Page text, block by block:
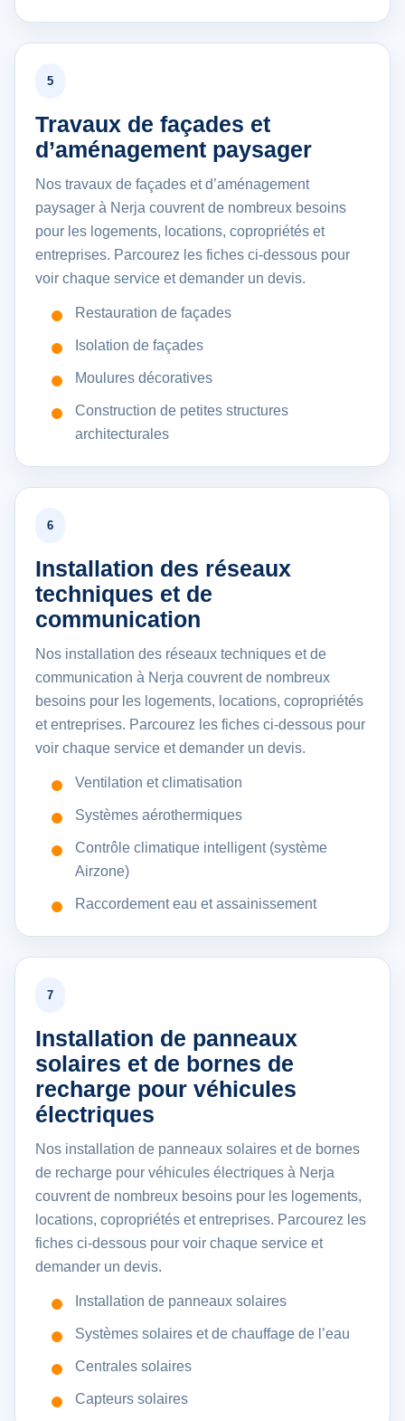
5
Travaux de façades et
d’aménagement paysager
Nos travaux de façades et d’aménagement
paysager à Nerja couvrent de nombreux besoins
pour les logements, locations, copropriétés et
entreprises. Parcourez les fiches ci-dessous pour
voir chaque service et demander un devis.
Restauration de façades
Isolation de façades
Moulures décoratives
Construction de petites structures
architecturales
6
Installation des réseaux
techniques et de
communication
Nos installation des réseaux techniques et de
communication à Nerja couvrent de nombreux
besoins pour les logements, locations, copropriétés
et entreprises. Parcourez les fiches ci-dessous pour
voir chaque service et demander un devis.
Ventilation et climatisation
Systèmes aérothermiques
Contrôle climatique intelligent (système
Airzone)
Raccordement eau et assainissement
7
Installation de panneaux
solaires et de bornes de
recharge pour véhicules
électriques
Nos installation de panneaux solaires et de bornes
de recharge pour véhicules électriques à Nerja
couvrent de nombreux besoins pour les logements,
locations, copropriétés et entreprises. Parcourez les
fiches ci-dessous pour voir chaque service et
demander un devis.
Installation de panneaux solaires
Systèmes solaires et de chauffage de l’eau
Centrales solaires
Capteurs solaires